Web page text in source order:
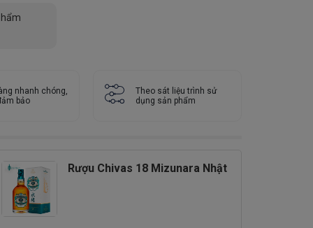
nhanh chóng,
bảo
Theo sát liệu trình sử
dụng sản phẩm
Rượu Chivas 18 Mizunara Nhật